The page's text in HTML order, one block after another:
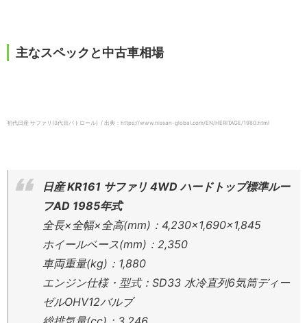
主なスペックと中古車相場
初代日産 サファリ(3代目パトロール) / 出典：https://www.nissan-global.com/EN/HERITAGE/1980.html
日産 KR161 サファリ 4WD ハードトップ標準ルー
フAD 1985年式
全長×全幅×全高(mm)：4,230×1,690×1,845
ホイールベース(mm)：2,350
車両重量(kg)：1,880
エンジン仕様・型式：SD33 水冷直列6気筒ディー
ゼルOHV12バルブ